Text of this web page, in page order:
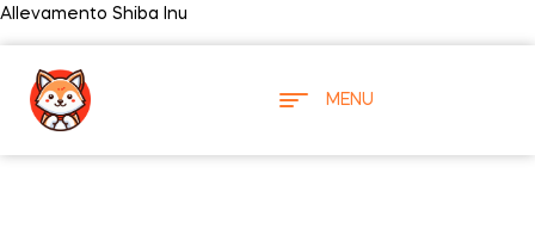
Allevamento Shiba Inu
MENU